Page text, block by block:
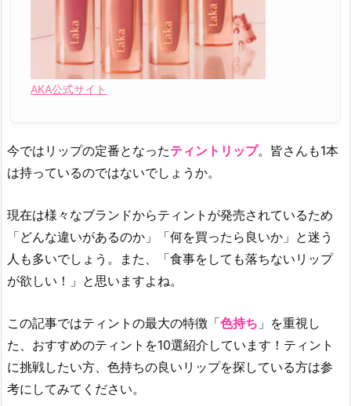
AKA公式サイト
今ではリップの定番となったティントリップ。皆さんも1本
は持っているのではないでしょうか。
現在は様々なブランドからティントが発売されているため
「どんな違いがあるのか」「何を買ったら良いか」と迷う
人も多いでしょう。また、「食事をしても落ちないリップ
が欲しい！」と思いますよね。
この記事ではティントの最大の特徴「色持ち 」を重視し
た、おすすめのティントを10選紹介しています！ティント
に挑戦したい方、色持ちの良いリップを探している方は参
考にしてみてください。